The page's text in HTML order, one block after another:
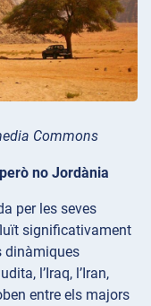
Commons
no Jordània
per les seves
significativament
dinàmiques
l’Iraq, l’Iran,
entre els majors